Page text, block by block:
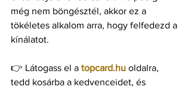
még nem böngésztél, akkor ez a
tökéletes alkalom arra, hogy felfedezd a
kínálatot.
👉 Látogass el a topcard.hu oldalra,
tedd kosárba a kedvenceidet, és